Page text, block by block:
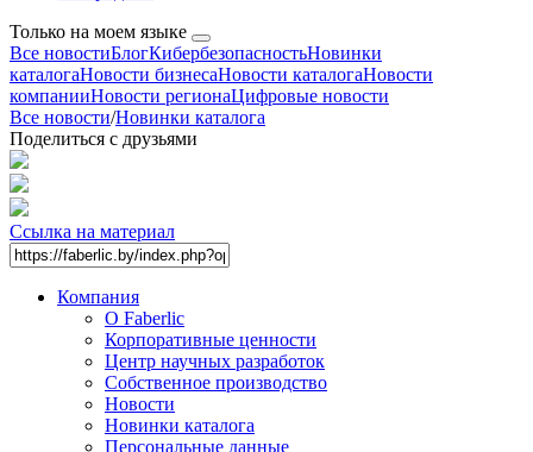
Только на моем языке
Все новостиБлогКибербезопасностьНовинки
каталогаНовости бизнесаНовости каталогаНовости
компанииНовости регионаЦифровые новости
Все новости/Новинки каталога
Поделиться с друзьями
Ссылка на материал
Компания
О Faberlic
Корпоративные ценности
Центр научных разработок
Собственное производство
Новости
Новинки каталога
Персональные данные